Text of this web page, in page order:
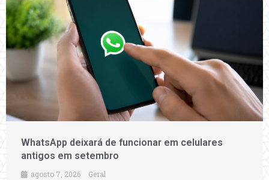
WhatsApp deixará de funcionar em celulares
antigos em setembro
agosto 7, 2026 Geral